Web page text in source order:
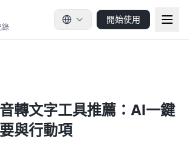
錄
開始使用
轉文字工具推薦：AI一鍵
與行動項